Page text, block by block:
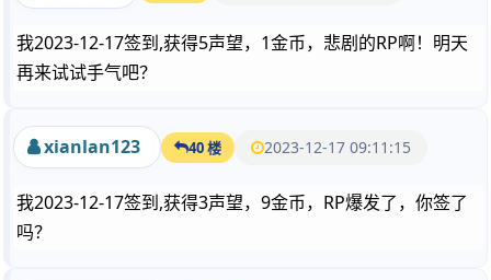
我2023-12-17签到,获得5声望，1金币，悲剧的RP啊！明天
再来试试手气吧？
xianlan123 40 楼 2023-12-17 09:11:15
我2023-12-17签到,获得3声望，9金币，RP爆发了，你签了
吗？